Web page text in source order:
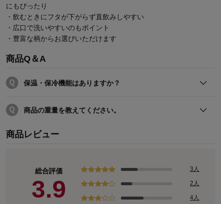
にもぴったり
・飲むときにフタが下がらず直飲みしやすい
・広口で洗いやすいのもポイント
・豊富な柄からお選びいただけます
商品Q＆A
保温・保冷機能はありますか？
商品の重量を教えてください。
商品レビュー
総合評価
3.9
3人
2人
4人